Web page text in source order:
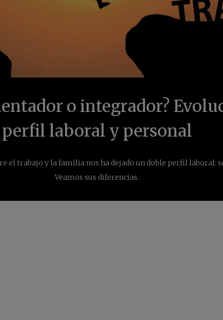
o integrador?
perfil laboral y personal
el trabajo y la familia nos ha dejado un doble perfil laboral:
Veamos sus diferencias.